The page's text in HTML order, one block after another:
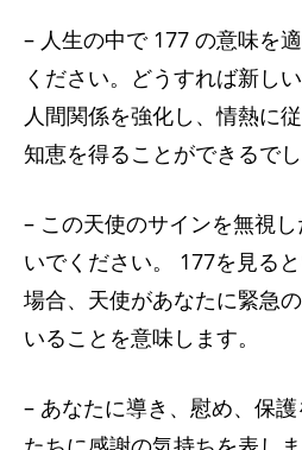
– 人生の中で 177 の意味を
ください。どうすれば新し
人間関係を強化し、情熱に
知恵を得ることができるで
– この天使のサインを無視
いでください。 177を見る
場合、天使があなたに緊急
いることを意味します。
– あなたに導き、慰め、保